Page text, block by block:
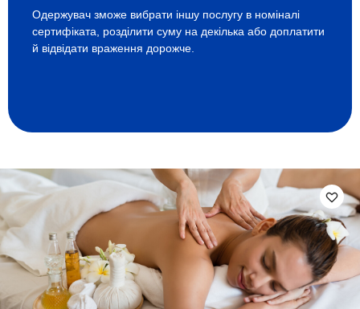
Одержувач зможе вибрати іншу послугу в номіналі
сертифіката, розділити суму на декілька або доплатити
й відвідати враження дорожче.